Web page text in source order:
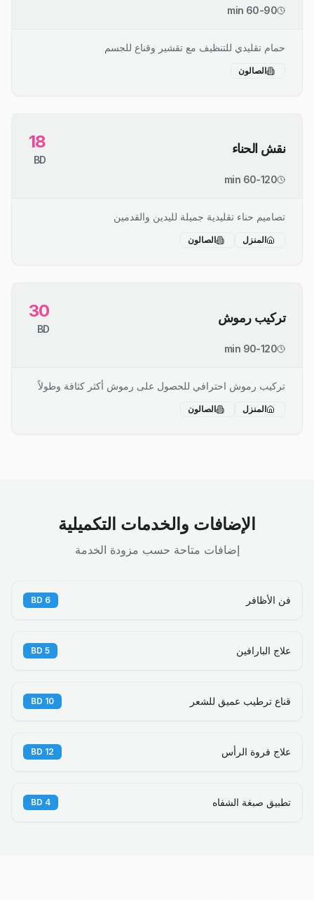
60-90 min
حمام تقليدي للتنظيف مع تقشير وقناع للجسم
الصالون
نقش الحناء 18
BD
60-120 min
تصاميم حناء تقليدية جميلة لليدين والقدمين
المنزل الصالون
تركيب رموش 30
BD
90-120 min
تركيب رموش احترافي للحصول على رموش أكثر كثافة وطولاً
المنزل الصالون
الإضافات والخدمات التكميلية
إضافات متاحة حسب مزودة الخدمة
فن الأظافر 6
BD
علاج البارافين 5
BD
قناع ترطيب عميق للشعر 10
BD
علاج فروة الرأس 12
BD
تطبيق صبغة الشفاه 4
BD